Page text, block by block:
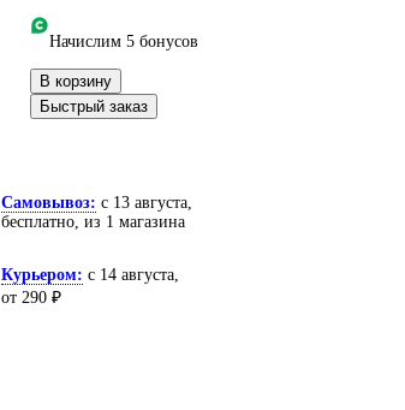
Начислим 5 бонусов
В корзину
Быстрый заказ
Самовывоз: c 13 августа,
бесплатно, из 1 магазина
Курьером: c 14 августа,
от 290 ₽